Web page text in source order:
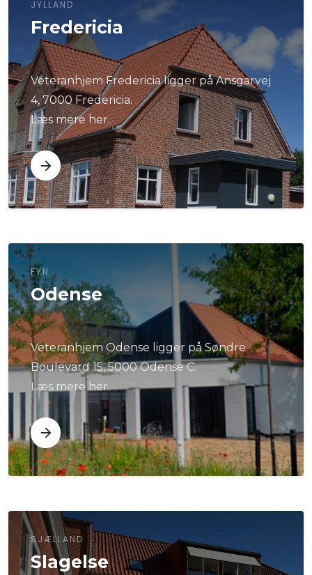
JYLLAND
Fredericia
Veteranhjem Fredericia ligger på Ansgarvej
4, 7000 Fredericia.
Læs mere her.
FYN
Odense
Veteranhjem Odense ligger på Søndre
Boulevard 15, 5000 Odense C.
Læs mere her.
SJÆLLAND
Slagelse